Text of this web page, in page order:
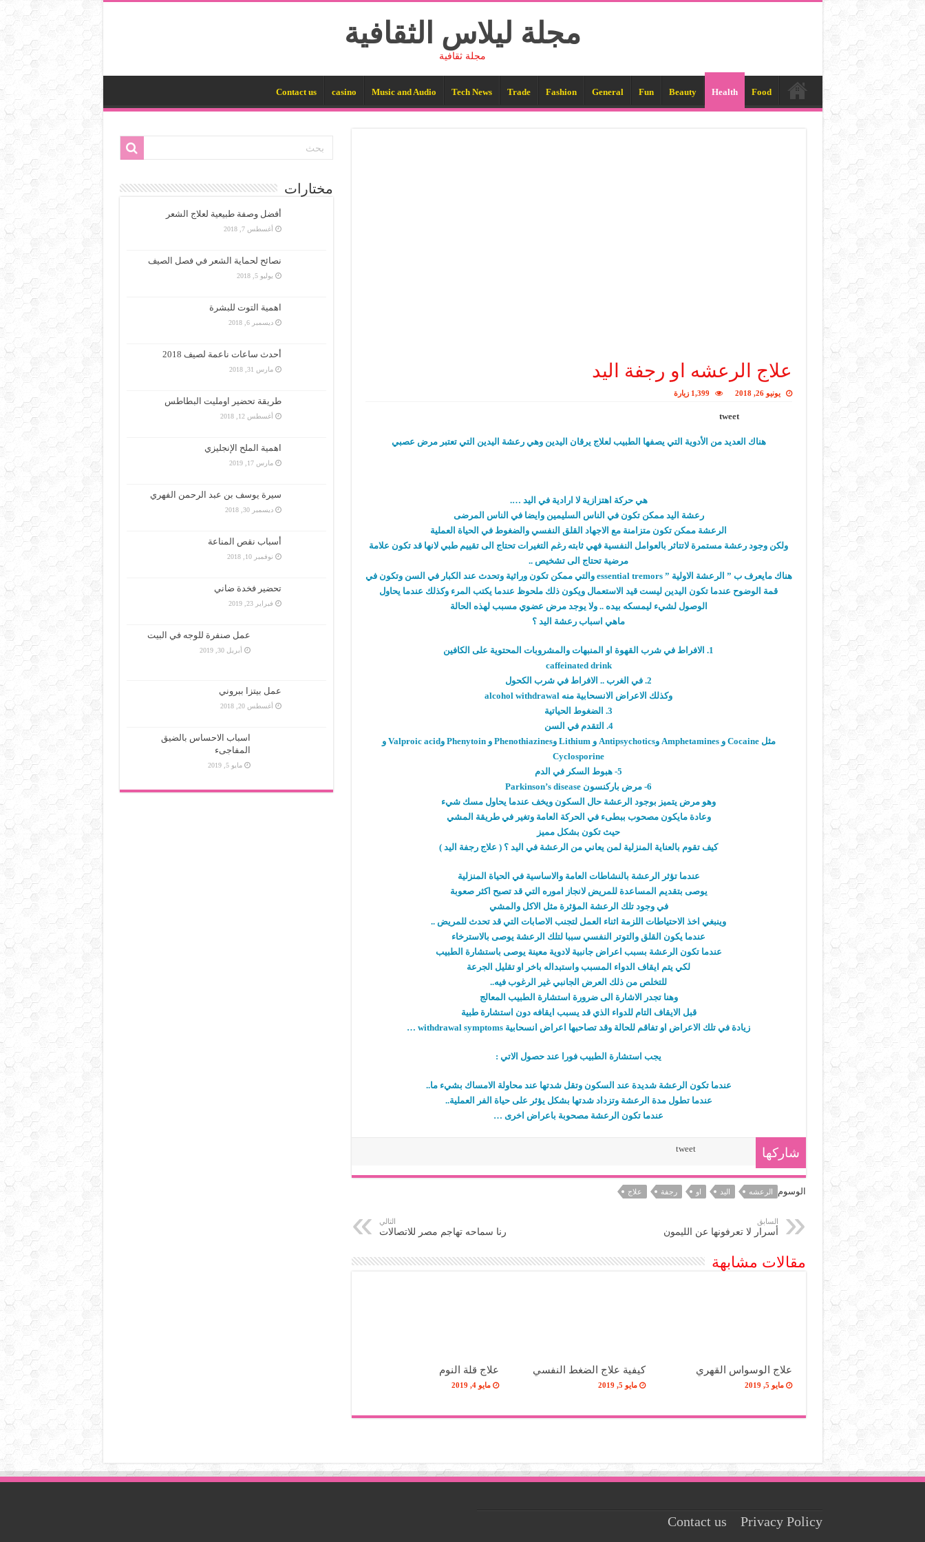
مجلة ليلاس الثقافية
مجلة ثقافية
Food
Health
Beauty
Fun
General
Fashion
Trade
Tech News
Music and Audio
casino
Contact us
علاج الرعشه او رجفة اليد
يونيو 26, 2018 1,399 زيارة
tweet
هناك العديد من الأدوية التي يصفها الطبيب لعلاج يرقان اليدين وهي رعشة اليدين التي تعتبر مرض عصبي
هي حركة اهتزازية لا ارادية في اليد ….
رعشة اليد ممكن تكون في الناس السليمين وايضا في الناس المرضى
الرعشة ممكن تكون متزامنة مع الاجهاد القلق النفسي والضغوط في الحياة العملية
ولكن وجود رعشة مستمرة لاتتاثر بالعوامل النفسية فهي ثابته رغم التغيرات تحتاج الى تقييم طبي لانها قد تكون علامة
مرضية تحتاج الى تشخيص ..
هناك مايعرف ب ” الرعشة الاولية ” essential tremors والتي ممكن تكون وراثية وتحدث عند الكبار في السن وتكون في
قمة الوضوح عندما تكون اليدين ليست قيد الاستعمال ويكون ذلك ملحوظ عندما يكتب المرء وكذلك عندما يحاول
الوصول لشيء ليمسكه بيده .. ولا يوجد مرض عضوي مسبب لهذه الحالة
ماهي اسباب رعشة اليد ؟
1. الافراط في شرب القهوة او المنبهات والمشروبات المحتوية على الكافين
caffeinated drink
2. في الغرب .. الافراط في شرب الكحول
وكذلك الاعراض الانسحابية منه alcohol withdrawal
3. الضغوط الحياتية
4. التقدم في السن
مثل Cocaine و Amphetamines وAntipsychotics و Lithium وPhenothiazines و Phenytoin وValproic acid و
Cyclosporine
5- هبوط السكر في الدم
6- مرض باركنسون Parkinson’s disease
وهو مرض يتميز بوجود الرعشة حال السكون ويخف عندما يحاول مسك شيء
وعادة مايكون مصحوب ببطىء في الحركة العامة وتغير في طريقة المشي
حيث تكون بشكل مميز
كيف تقوم بالعناية المنزلية لمن يعاني من الرعشة في اليد ؟ ( علاج رجفة اليد )
عندما تؤثر الرعشة بالنشاطات العامة والاساسية في الحياة المنزلية
يوصى بتقديم المساعدة للمريض لانجاز اموره التي قد تصبح اكثر صعوبة
في وجود تلك الرعشة المؤثرة مثل الاكل والمشي
وينبغي اخذ الاحتياطات اللزمة اثناء العمل لتجنب الاصابات التي قد تحدث للمريض ..
عندما يكون القلق والتوتر النفسي سببا لتلك الرعشة يوصى بالاسترخاء
عندما تكون الرعشة بسبب اعراض جانبية لادوية معينة يوصى باستشارة الطبيب
لكي يتم ايقاف الدواء المسبب واستبداله باخر او تقليل الجرعة
للتخلص من ذلك العرض الجانبي غير الرغوب فيه..
وهنا تجدر الاشارة الى ضرورة استشارة الطبيب المعالج
قبل الايقاف التام للدواء الذي قد يسبب ايقافه دون استشارة طبية
زيادة في تلك الاعراض او تفاقم للحالة وقد تصاحبها اعراض انسحابية withdrawal symptoms …
يجب استشارة الطبيب فورا عند حصول الاتي :
عندما تكون الرعشة شديدة عند السكون وتقل شدتها عند محاولة الامساك بشيء ما..
عندما تطول مدة الرعشة وتزداد شدتها بشكل يؤثر على حياة الفر العملية..
عندما تكون الرعشة مصحوبة باعراض اخرى …
شاركها tweet
الوسوم الرعشه اليد او رجفة علاج
السابق
أسرار لا تعرفونها عن الليمون
التالي
رنا سماحه تهاجم مصر للاتصالات
مقالات مشابهة
علاج الوسواس القهري
مايو 5, 2019
كيفية علاج الضغط النفسي
مايو 5, 2019
علاج قلة النوم
مايو 4, 2019
مختارات
أفضل وصفة طبيعية لعلاج الشعر
أغسطس 7, 2018
نصائح لحماية الشعر في فصل الصيف
يوليو 5, 2018
اهمية التوت للبشرة
ديسمبر 6, 2018
أحدث ساعات ناعمة لصيف 2018
مارس 31, 2018
طريقة تحضير اومليت البطاطس
أغسطس 12, 2018
اهمية الملح الإنجليزي
مارس 17, 2019
سيرة يوسف بن عبد الرحمن الفهري
ديسمبر 30, 2018
أسباب نقص المناعة
نوفمبر 10, 2018
تحضير فخدة ضاني
فبراير 23, 2019
عمل صنفرة للوجه في البيت
أبريل 30, 2019
عمل بيتزا ببروني
أغسطس 20, 2018
اسباب الاحساس بالضيق
المفاجىء
مايو 5, 2019
Contact us Privacy Policy